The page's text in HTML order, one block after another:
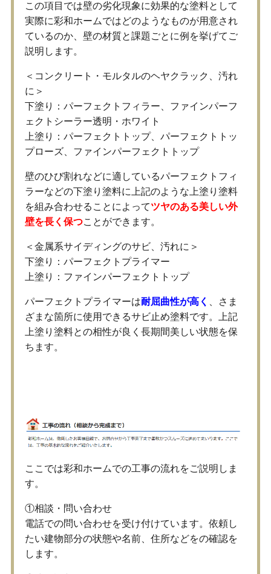
この項目では壁の劣化現象に効果的な塗料として
実際に彩和ホームではどのようなものが用意され
ているのか、壁の材質と課題ごとに例を挙げてご
説明します。
＜コンクリート・モルタルのヘヤクラック、汚れ
に＞
下塗り：パーフェクトフィラー、ファインパーフ
ェクトシーラー透明・ホワイト
上塗り：パーフェクトトップ、パーフェクトトッ
プローズ、ファインパーフェクトトップ
壁のひび割れなどに適しているパーフェクトフィ
ラーなどの下塗り塗料に上記のような上塗り塗料
を組み合わせることによってツヤのある美しい外
壁を長く保つことができます。
＜金属系サイディングのサビ、汚れに＞
下塗り：パーフェクトプライマー
上塗り：ファインパーフェクトトップ
パーフェクトプライマーは耐屈曲性が高く
、さま
ざまな箇所に使用できるサビ止め塗料です。上記
上塗り塗料との相性が良く長期間美しい状態を保
ちます。
ここでは彩和ホームでの工事の流れをご説明しま
す。
①相談・問い合わせ
電話での問い合わせを受け付けています。依頼し
たい建物部分の状態や名前、住所などをの確認を
します。